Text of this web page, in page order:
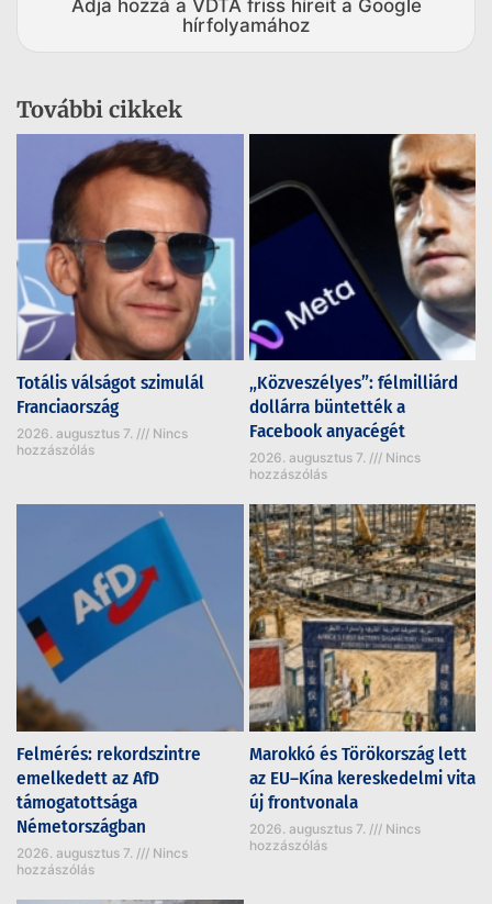
Adja hozzá a VDTA friss híreit a Google
hírfolyamához
További cikkek
Totális válságot szimulál
Franciaország
2026. augusztus 7.
Nincs
hozzászólás
„Közveszélyes”: félmilliárd
dollárra büntették a
Facebook anyacégét
2026. augusztus 7.
Nincs
hozzászólás
Felmérés: rekordszintre
emelkedett az AfD
támogatottsága
Németországban
2026. augusztus 7.
Nincs
hozzászólás
Marokkó és Törökország lett
az EU–Kína kereskedelmi vita
új frontvonala
2026. augusztus 7.
Nincs
hozzászólás